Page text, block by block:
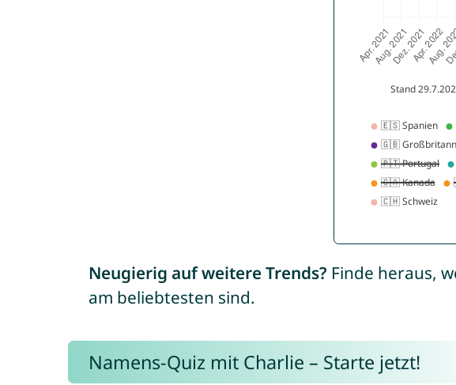
Neugierig auf weitere Trends? Finde heraus,
am beliebtesten sind.
Namens-Quiz mit Charlie – Starte jetzt!